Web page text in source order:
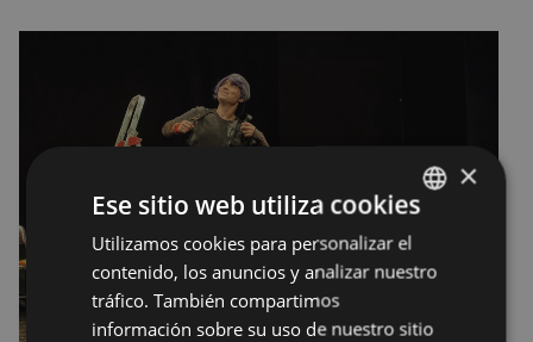
BASQUE
SPANISH
×
Ese sitio web utiliza cookies
Utilizamos cookies para personalizar el
contenido, los anuncios y analizar nuestro
tráfico. También compartimos
información sobre su uso de nuestro sitio